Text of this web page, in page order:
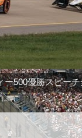
500優勝スピーチ